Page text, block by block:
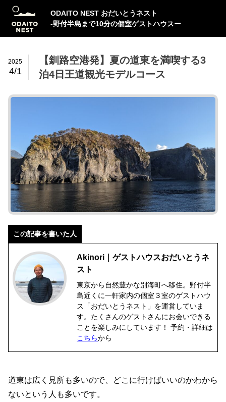
ODAITO NEST おだいとうネスト
-野付半島まで10分の個室ゲストハウスー
【釧路空港発】夏の道東を満喫する3
泊4日王道観光モデルコース
2025
4/1
この記事を書いた人
Akinori｜ゲストハウスおだいとうネ
スト
東京から自然豊かな別海町へ移住。野付半
島近くに一軒家内の個室３室のゲストハウ
ス「おだいとうネスト」を運営していま
す。たくさんのゲストさんにお会いできる
ことを楽しみにしています！ 予約・詳細は
こちらから
道東は広く見所も多いので、どこに行けばいいのかわから
ないという人も多いです。